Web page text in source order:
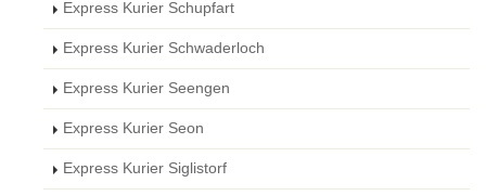
Express Kurier Schupfart
Express Kurier Schwaderloch
Express Kurier Seengen
Express Kurier Seon
Express Kurier Siglistorf